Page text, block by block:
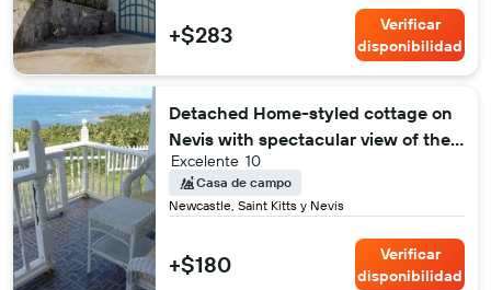
+$283
Verificar
disponibilidad
Detached Home-styled cottage on
Nevis with spectacular view of the
Caribbean Sea
Newcastle, Saint Kitts y Nevis
10
Excelente
Casa de campo
+$180
Verificar
disponibilidad